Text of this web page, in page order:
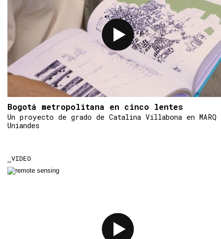
Bogotá metropolitana en cinco lentes
Un proyecto de grado de Catalina Villabona en MARQ
Uniandes
VIDEO